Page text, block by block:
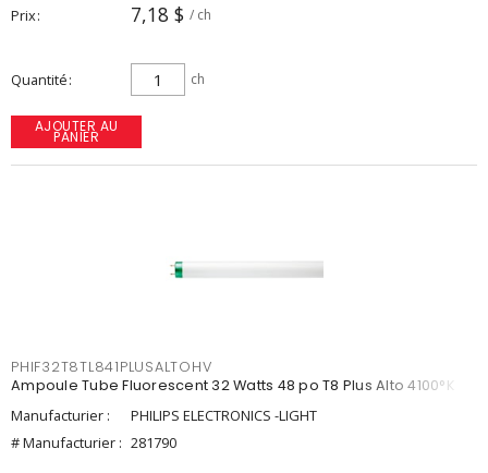
Prix 7,18 $ / ch
Quantité ch
AJOUTER AU
PANIER
PHIF32T8TL841PLUSALTOHV
Ampoule Tube Fluorescent 32 Watts 48 po T8 Plus Alto 4100°K
Manufacturier :
PHILIPS ELECTRONICS -LIGHT
# Manufacturier : 281790